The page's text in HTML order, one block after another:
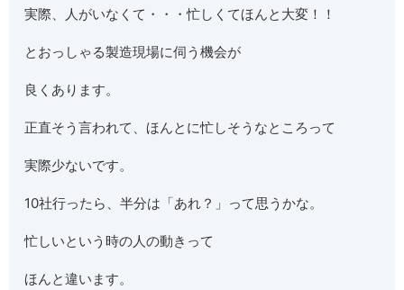
実際、人がいなくて・・・忙しくてほんと大変！！
とおっしゃる製造現場に伺う機会が
良くあります。
正直そう言われて、ほんとに忙しそうなところって
実際少ないです。
10社行ったら、半分は「あれ？」って思うかな。
忙しいという時の人の動きって
ほんと違います。